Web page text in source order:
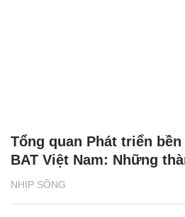
NHỊP SỐNG
Tổng quan Phát triển
BAT Việt Nam: Những